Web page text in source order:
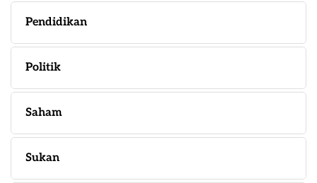
Pendidikan
Politik
Saham
Sukan